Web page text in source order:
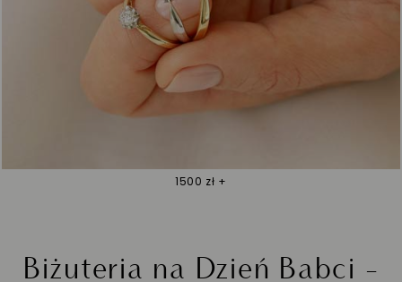
1500 zł +
Biżuteria na Dzień Babci -